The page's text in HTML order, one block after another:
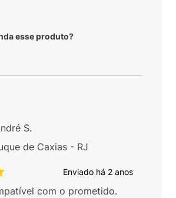
esse produto?
Enviado há 2 anos
com o prometido.
S.
de Caxias - RJ